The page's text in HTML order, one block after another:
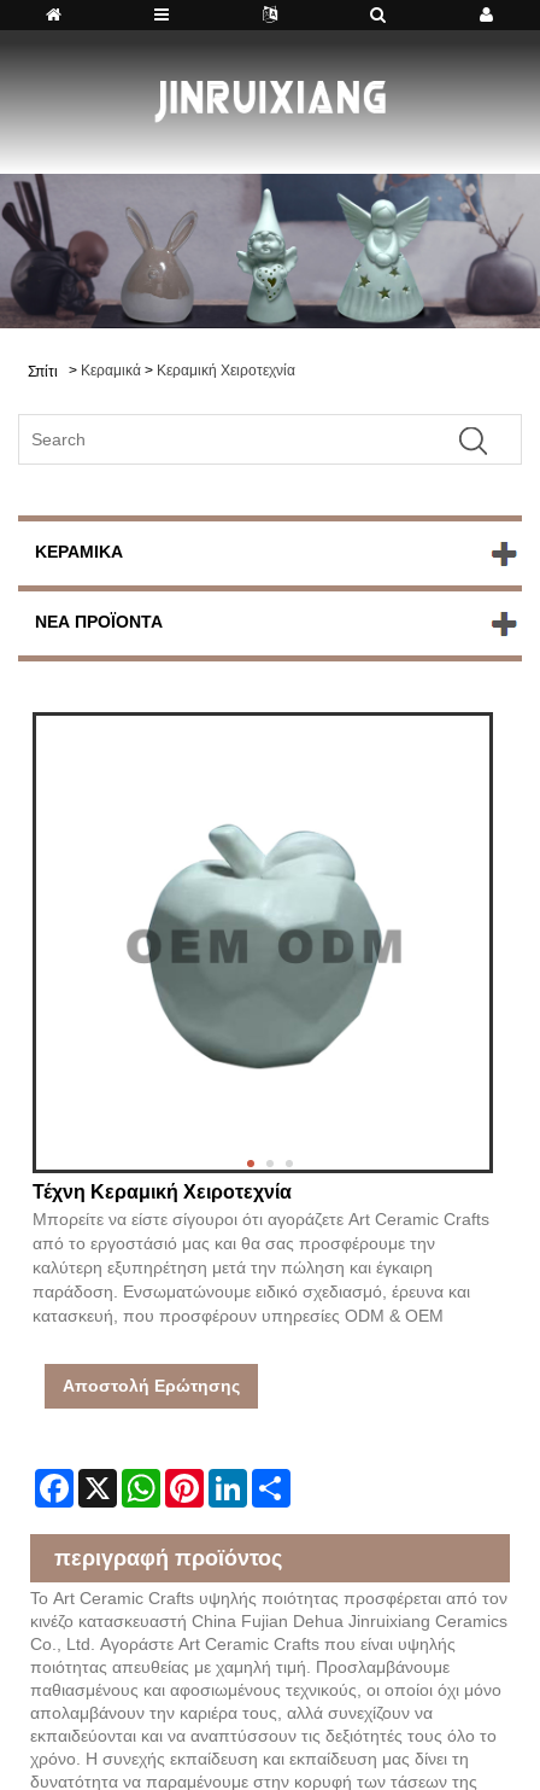
Σπίτι > Κεραμικά > Κεραμική Χειροτεχνία
ΚΕΡΑΜΙΚΆ
ΝΈΑ ΠΡΟΪΌΝΤΑ
Τέχνη Κεραμική Χειροτεχνία
Μπορείτε να είστε σίγουροι ότι αγοράζετε Art Ceramic Crafts
από το εργοστάσιό μας και θα σας προσφέρουμε την
καλύτερη εξυπηρέτηση μετά την πώληση και έγκαιρη
παράδοση. Ενσωματώνουμε ειδικό σχεδιασμό, έρευνα και
κατασκευή, που προσφέρουν υπηρεσίες ODM & OEM
Αποστολή Ερώτησης
Facebook
X WhatsAppPinterestLinkedIn
περιγραφή προϊόντος
Το Art Ceramic Crafts υψηλής ποιότητας προσφέρεται από τον
κινέζο κατασκευαστή China Fujian Dehua Jinruixiang Ceramics
Co., Ltd. Αγοράστε Art Ceramic Crafts που είναι υψηλής
ποιότητας απευθείας με χαμηλή τιμή. Προσλαμβάνουμε
παθιασμένους και αφοσιωμένους τεχνικούς, οι οποίοι όχι μόνο
απολαμβάνουν την καριέρα τους, αλλά συνεχίζουν να
εκπαιδεύονται και να αναπτύσσουν τις δεξιότητές τους όλο το
χρόνο. Η συνεχής εκπαίδευση και εκπαίδευση μας δίνει τη
δυνατότητα να παραμένουμε στην κορυφή των τάσεων της